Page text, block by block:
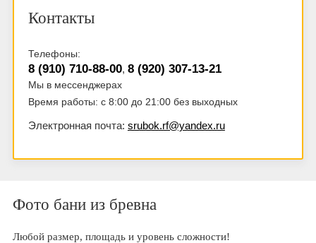
Контакты
Телефоны:
8 (910) 710-88-00, 8 (920) 307-13-21
Мы в мессенджерах
Время работы: с 8:00 до 21:00 без выходных
Электронная почта: srubok.rf@yandex.ru
Фото бани из бревна
Любой размер, площадь и уровень сложности!